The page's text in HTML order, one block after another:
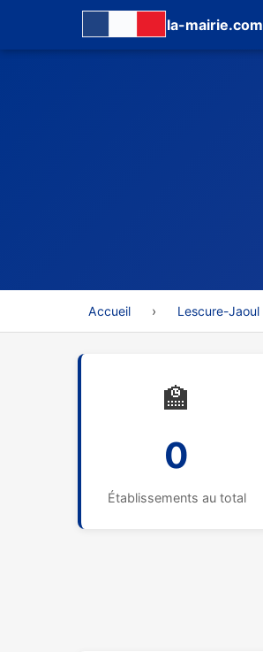
la-mairie.com
Accueil › Lescure-Jaoul
🏫
0
Établissements au total